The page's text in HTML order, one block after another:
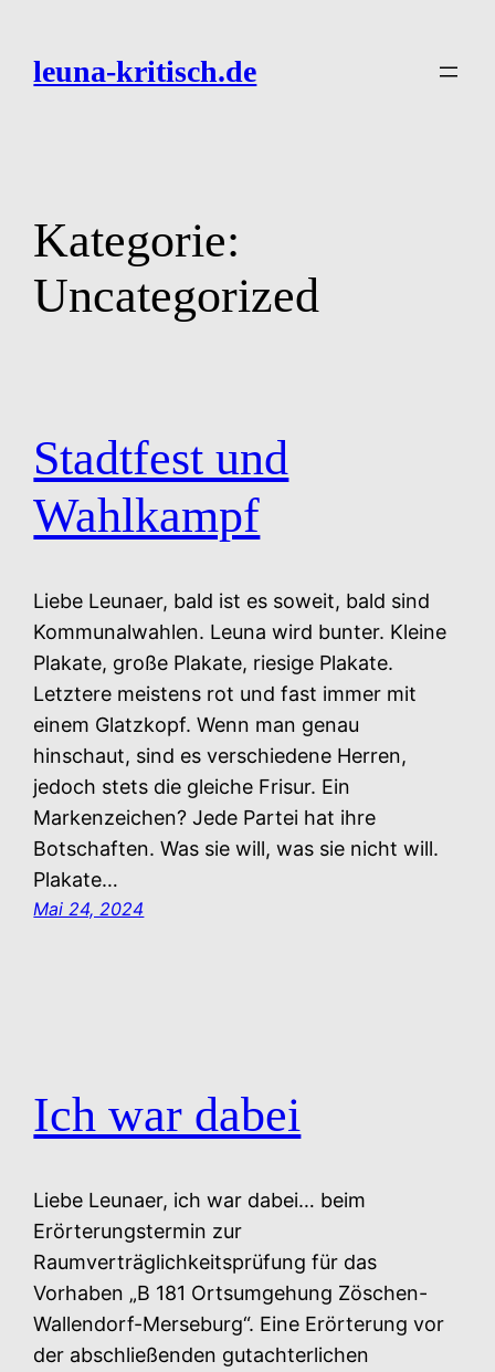
springen
leuna-kritisch.de
Kategorie:
Uncategorized
Stadtfest und
Wahlkampf
Liebe Leunaer, bald ist es soweit, bald sind
Kommunalwahlen. Leuna wird bunter. Kleine
Plakate, große Plakate, riesige Plakate.
Letztere meistens rot und fast immer mit
einem Glatzkopf. Wenn man genau
hinschaut, sind es verschiedene Herren,
jedoch stets die gleiche Frisur. Ein
Markenzeichen? Jede Partei hat ihre
Botschaften. Was sie will, was sie nicht will.
Plakate…
Mai 24, 2024
Ich war dabei
Liebe Leunaer, ich war dabei… beim
Erörterungstermin zur
Raumverträglichkeitsprüfung für das
Vorhaben „B 181 Ortsumgehung Zöschen-
Wallendorf-Merseburg“. Eine Erörterung vor
der abschließenden gutachterlichen